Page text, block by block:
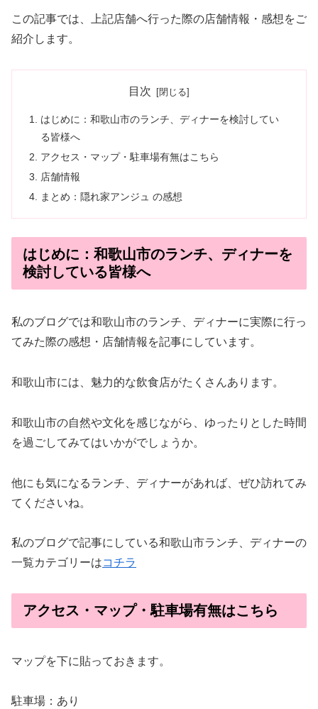
この記事では、上記店舗へ行った際の店舗情報・感想をご
紹介します。
目次
はじめに：和歌山市のランチ、ディナーを検討してい
る皆様へ
アクセス・マップ・駐車場有無はこちら
店舗情報
まとめ：隠れ家アンジュ の感想
はじめに：和歌山市のランチ、ディナーを
検討している皆様へ
私のブログでは和歌山市のランチ、ディナーに実際に行っ
てみた際の感想・店舗情報を記事にしています。
和歌山市には、魅力的な飲食店がたくさんあります。
和歌山市の自然や文化を感じながら、ゆったりとした時間
を過ごしてみてはいかがでしょうか。
他にも気になるランチ、ディナーがあれば、ぜひ訪れてみ
てくださいね。
私のブログで記事にしている和歌山市ランチ、ディナーの
一覧カテゴリーはコチラ
アクセス・マップ・駐車場有無はこちら
マップを下に貼っておきます。
駐車場：あり